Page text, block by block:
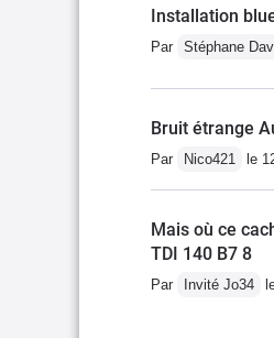
Installation
Par Stéphane
Bruit étrange
Par Nico421 le
Mais où ce
TDI 140 B7 8
Par Invité Jo34